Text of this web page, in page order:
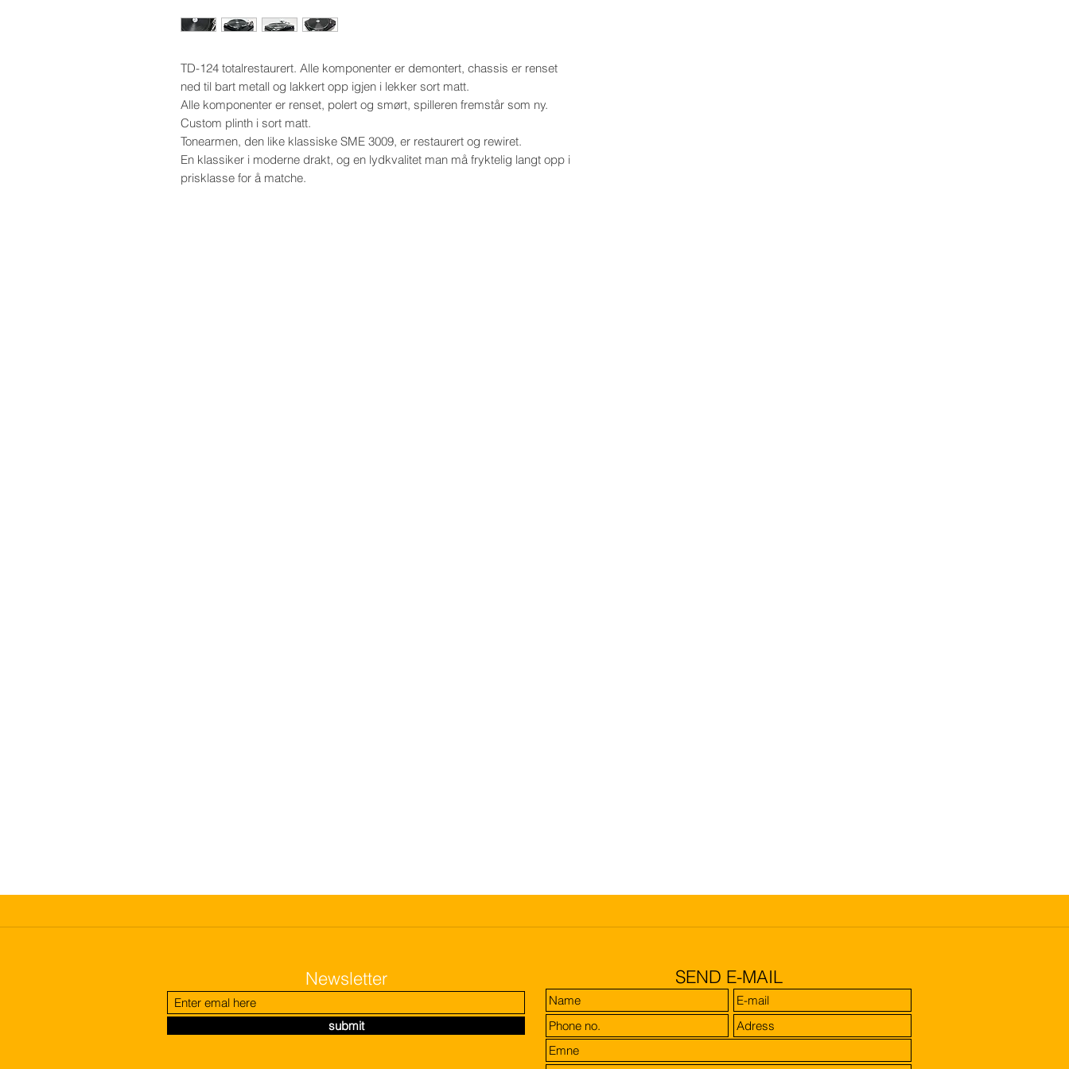
TD-124 totalrestaurert. Alle komponenter er demontert, chassis er renset
ned til bart metall og lakkert opp igjen i lekker sort matt.
Alle komponenter er renset, polert og smørt, spilleren fremstår som ny.
Custom plinth i sort matt.
Tonearmen, den like klassiske SME 3009, er restaurert og rewiret.
En klassiker i moderne drakt, og en lydkvalitet man må fryktelig langt opp i
prisklasse for å matche.
Newsletter
submit
SEND E-MAIL